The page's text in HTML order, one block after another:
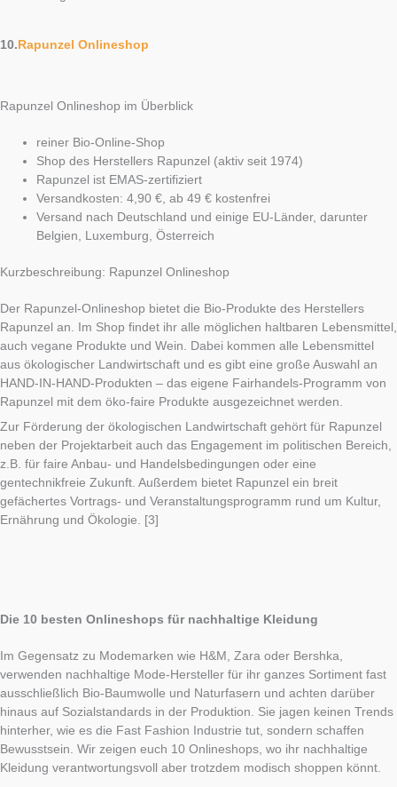
10. Rapunzel Onlineshop
Rapunzel Onlineshop im Überblick
reiner Bio-Online-Shop
Shop des Herstellers Rapunzel (aktiv seit 1974)
Rapunzel ist EMAS-zertifiziert
Versandkosten: 4,90 €, ab 49 € kostenfrei
Versand nach Deutschland und einige EU-Länder, darunter
Belgien, Luxemburg, Österreich
Kurzbeschreibung: Rapunzel Onlineshop
Der Rapunzel-Onlineshop bietet die Bio-Produkte des Herstellers
Rapunzel an. Im Shop findet ihr alle möglichen haltbaren Lebensmittel,
auch vegane Produkte und Wein. Dabei kommen alle Lebensmittel
aus ökologischer Landwirtschaft und es gibt eine große Auswahl an
HAND-IN-HAND-Produkten – das eigene Fairhandels-Programm von
Rapunzel mit dem öko-faire Produkte ausgezeichnet werden.
Zur Förderung der ökologischen Landwirtschaft gehört für Rapunzel
neben der Projektarbeit auch das Engagement im politischen Bereich,
z.B. für faire Anbau- und Handelsbedingungen oder eine
gentechnikfreie Zukunft. Außerdem bietet Rapunzel ein breit
gefächertes Vortrags- und Veranstaltungs­programm rund um Kultur,
Ernährung und Ökologie. [3]
Die 10 besten Onlineshops für nachhaltige Kleidung
Im Gegensatz zu Modemarken wie H&M, Zara oder Bershka,
verwenden nachhaltige Mode-Hersteller für ihr ganzes Sortiment fast
ausschließlich Bio-Baumwolle und Naturfasern und achten darüber
hinaus auf Sozialstandards in der Produktion. Sie jagen keinen Trends
hinterher, wie es die Fast Fashion Industrie tut, sondern schaffen
Bewusstsein. Wir zeigen euch 10 Onlineshops, wo ihr nachhaltige
Kleidung verantwortungsvoll aber trotzdem modisch shoppen könnt.